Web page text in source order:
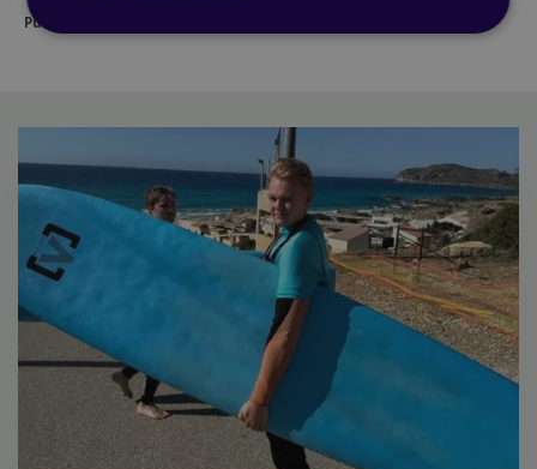
Publisert: 03 juni 2026